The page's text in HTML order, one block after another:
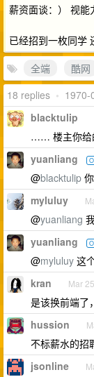
薪资面谈：） 视能
已经招到一枚同学
全端
酷网
18 replies • 1970-
blacktulip
…… 楼主你给
yuanliang
@blacktulip
myluluy
@yuanliang
yuanliang
@myluluy 这
kran Mar
是该换前端了
hussion
不标薪水的招
jsonline